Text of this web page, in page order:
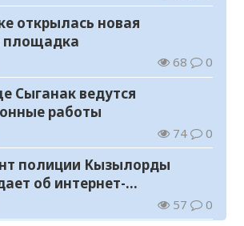
открылась новая
площадка
68 0
Сыганак ведутся
работы
74 0
полиции Кызылорды
об интернет-
57 0